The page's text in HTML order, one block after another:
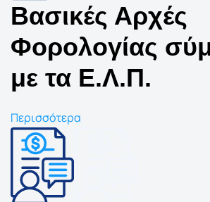
Βασικές Αρχές
Φορολογίας
με τα Ε.Λ.Π.
Περισσότερα